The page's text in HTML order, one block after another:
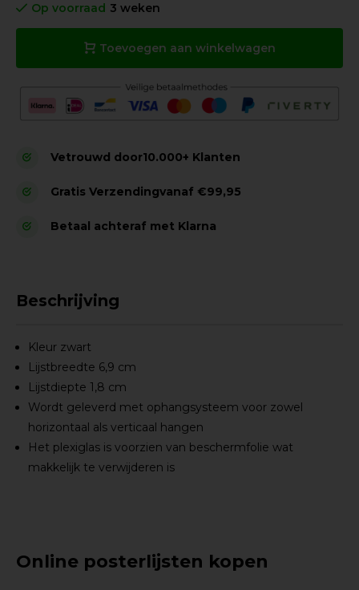
Op voorraad 3 weken
Toevoegen aan winkelwagen
Vetrouwd door10.000+ Klanten
Gratis Verzendingvanaf €99,95
Betaal achteraf met Klarna
Beschrijving
Kleur zwart
Lijstbreedte 6,9 cm
Lijstdiepte 1,8 cm
Wordt geleverd met ophangsysteem voor zowel
horizontaal als verticaal hangen
Het plexiglas is voorzien van beschermfolie wat
makkelijk te verwijderen is
Online posterlijsten kopen